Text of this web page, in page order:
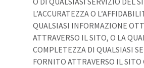
L’ACCURATEZZA O
QUALSIASI INFORMAZIONE
ATTRAVERSO IL SITO, O LA
COMPLETEZZA DI QUALSIASI
FORNITO ATTRAVERSO IL SITO